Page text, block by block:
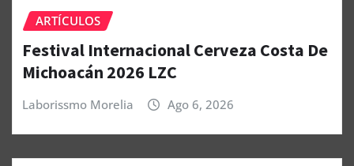
ARTÍCULOS
Festival Internacional Cerveza Costa De
Michoacán 2026 LZC
Laborissmo Morelia Ago 6, 2026